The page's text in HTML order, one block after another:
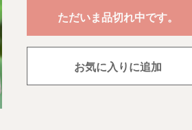
ただいま品切れ中です。
お気に入りに追加